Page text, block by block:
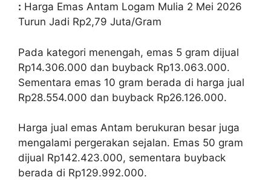
: Harga Emas Antam Logam Mulia 2 Mei 2026
Turun Jadi Rp2,79 Juta/Gram
Pada kategori menengah, emas 5 gram dijual
Rp14.306.000 dan buyback Rp13.063.000.
Sementara emas 10 gram berada di harga jual
Rp28.554.000 dan buyback Rp26.126.000.
Harga jual emas Antam berukuran besar juga
mengalami pergerakan sejalan. Emas 50 gram
dijual Rp142.423.000, sementara buyback
berada di Rp129.992.000.